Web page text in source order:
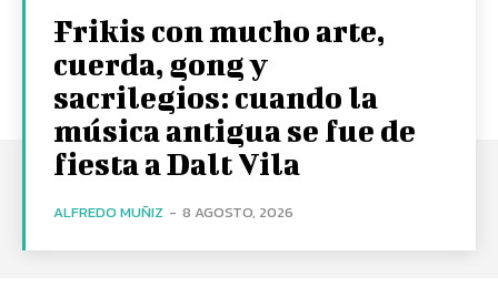
Frikis con mucho arte,
cuerda, gong y
sacrilegios: cuando la
música antigua se fue de
fiesta a Dalt Vila
ALFREDO MUÑIZ - 8 AGOSTO, 2026